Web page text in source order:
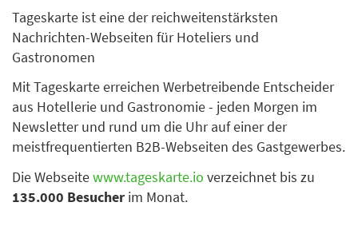
Tageskarte ist eine der reichweitenstärksten
Nachrichten-Webseiten für Hoteliers und
Gastronomen
Mit Tageskarte erreichen Werbetreibende Entscheider
aus Hotellerie und Gastronomie - jeden Morgen im
Newsletter und rund um die Uhr auf einer der
meistfrequentierten B2B-Webseiten des Gastgewerbes.
Die Webseitewww.tageskarte.io verzeichnet bis zu
135.000 Besucher im Monat.